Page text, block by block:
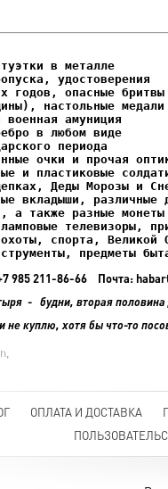
в металле
удостоверения
Деды Морозы и
предметы
985 211-86-66 Почта:
- будни, вторая половина
куплю, хотя бы что-то
ОПЛАТА И ДОСТАВКА